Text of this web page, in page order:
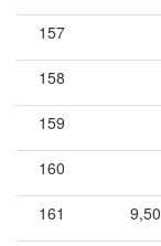
157
158
159
160
161 9,50